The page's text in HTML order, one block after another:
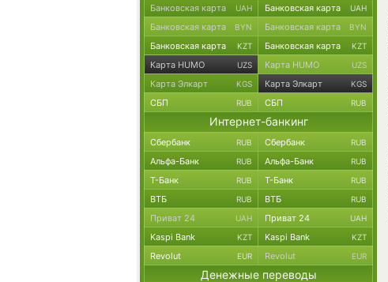
Банковская карта UAH Банковская карта UAH
Банковская карта BYN Банковская карта BYN
Банковская карта KZT Банковская карта KZT
Карта HUMO UZS Карта HUMO UZS
Карта Элкарт KGS Карта Элкарт KGS
СБП RUB СБП RUB
Интернет-банкинг
Сбербанк RUB Сбербанк RUB
Альфа-Банк RUB Альфа-Банк RUB
Т-Банк RUB Т-Банк RUB
ВТБ RUB ВТБ RUB
Приват 24 UAH Приват 24 UAH
Kaspi Bank KZT Kaspi Bank KZT
Revolut EUR Revolut EUR
Денежные переводы